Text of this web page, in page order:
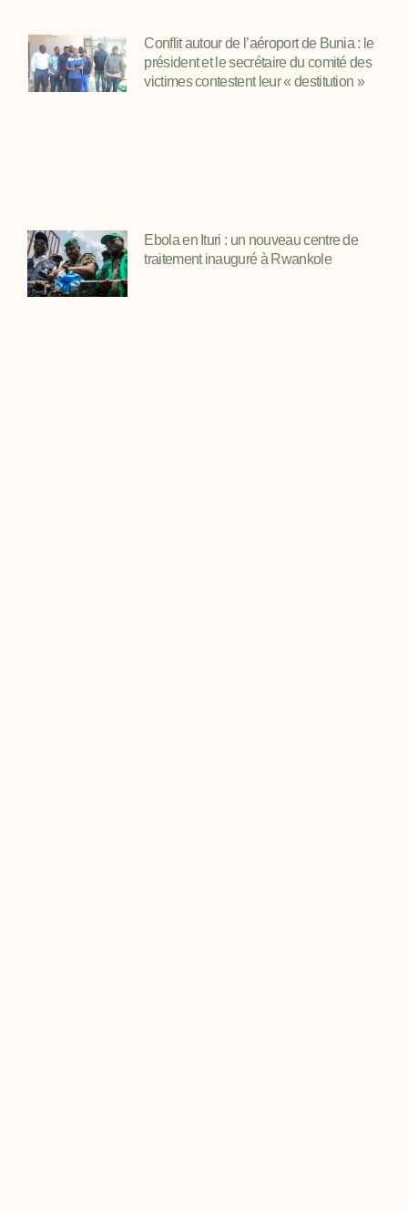
Conflit autour de l’aéroport de Bunia : le
président et le secrétaire du comité des
victimes contestent leur « destitution »
Ebola en Ituri : un nouveau centre de
traitement inauguré à Rwankole